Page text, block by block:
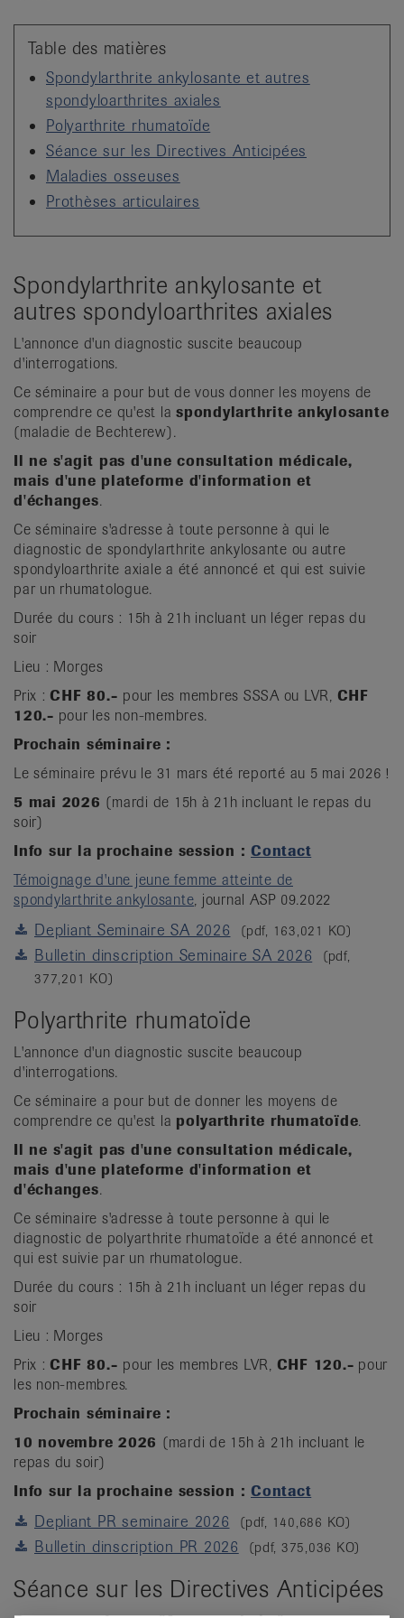
Table des matières
Spondylarthrite ankylosante et autres
spondyloarthrites axiales
Polyarthrite rhumatoïde
Séance sur les Directives Anticipées
Maladies osseuses
Prothèses articulaires
Spondylarthrite ankylosante et
autres spondyloarthrites axiales
L'annonce d'un diagnostic suscite beaucoup
d'interrogations.
Ce séminaire a pour but de vous donner les moyens de
comprendre ce qu'est la spondylarthrite ankylosante
(maladie de Bechterew).
Il ne s'agit pas d'une consultation médicale,
mais d'une plateforme d'information et
d'échanges.
Ce séminaire s'adresse à toute personne à qui le
diagnostic de spondylarthrite ankylosante ou autre
spondyloarthrite axiale a été annoncé et qui est suivie
par un rhumatologue.
Durée du cours : 15h à 21h incluant un léger repas du
soir
Lieu : Morges
Prix : CHF 80.- pour les membres SSSA ou LVR, CHF
120.- pour les non-membres.
Prochain séminaire :
Le séminaire prévu le 31 mars été reporté au 5 mai 2026 !
5 mai 2026 (mardi de 15h à 21h incluant le repas du
soir)
Info sur la prochaine session : Contact
Témoignage d'une jeune femme atteinte de
spondylarthrite ankylosante, journal ASP 09.2022
Depliant Seminaire SA 2026 (pdf, 163,021 KO)
Bulletin dinscription Seminaire SA 2026
(pdf,
377,201 KO)
Polyarthrite rhumatoïde
L'annonce d'un diagnostic suscite beaucoup
d'interrogations.
Ce séminaire a pour but de donner les moyens de
comprendre ce qu'est la polyarthrite rhumatoïde.
Il ne s'agit pas d'une consultation médicale,
mais d'une plateforme d'information et
d'échanges.
Ce séminaire s'adresse à toute personne à qui le
diagnostic de polyarthrite rhumatoïde a été annoncé et
qui est suivie par un rhumatologue.
Durée du cours : 15h à 21h incluant un léger repas du
soir
Lieu : Morges
Prix : CHF 80.- pour les membres LVR, CHF 120.- pour
les non-membres.
Prochain séminaire :
10 novembre 2026 (mardi de 15h à 21h incluant le
repas du soir)
Info sur la prochaine session : Contact
Depliant PR seminaire 2026 (pdf, 140,686 KO)
Bulletin dinscription PR 2026 (pdf, 375,036 KO)
Séance sur les Directives Anticipées